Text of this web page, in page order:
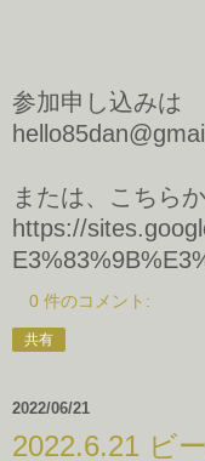
参加申し込みは
または、こちら
https://
0 件のコメント:
共有
2022/06/21
2022.6.21 ビ